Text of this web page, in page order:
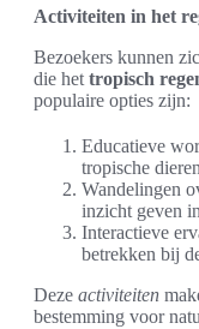
Activiteiten in het
Bezoekers kunnen
die het tropisch
populaire opties zijn:
Educatieve
tropische
Wandelingen
inzicht geven
Interactieve
betrekken bij
Deze activiteiten
bestemming voor